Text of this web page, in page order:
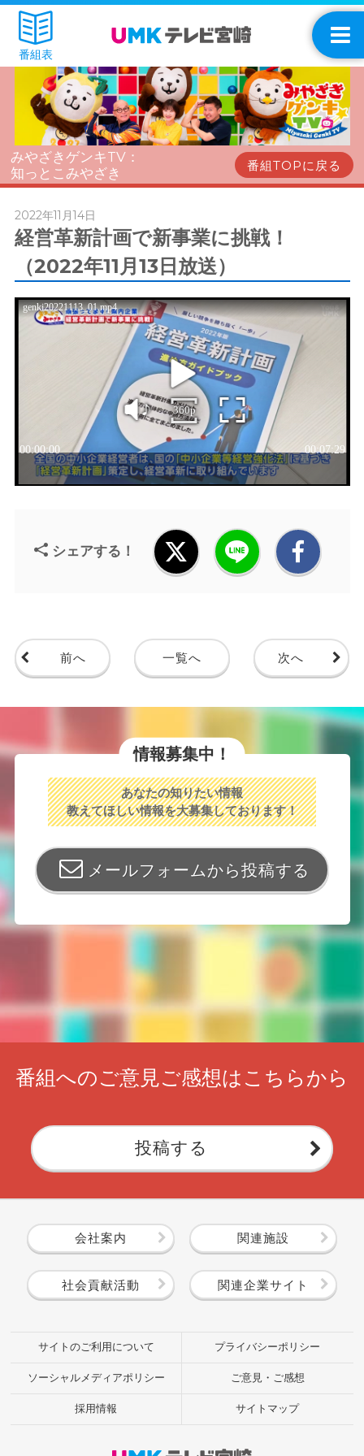
番組表
みやざきゲンキTV：
知っとこみやざき
番組TOPに戻る
2022年11月14日
経営革新計画で新事業に挑戦！
（2022年11月13日放送）
シェアする！
前へ 一覧へ 次へ
情報募集中！
あなたの知りたい情報
教えてほしい情報を大募集しております！
メールフォームから投稿する
番組へのご意見ご感想はこちらから
投稿する
会社案内 関連施設
社会貢献活動 関連企業サイト
サイトのご利用について プライバシーポリシー
ソーシャルメディアポリシー ご意見・ご感想
採用情報 サイトマップ